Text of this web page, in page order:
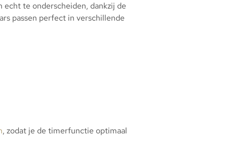
te onderscheiden, dankzij de
passen perfect in verschillende
, zodat je de timerfunctie optimaal